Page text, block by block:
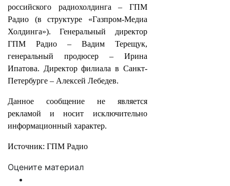
российского радиохолдинга – ГПМ
Радио (в структуре «Газпром-Медиа
Холдинга»). Генеральный директор
ГПМ Радио – Вадим Терещук,
генеральный продюсер – Ирина
Ипатова. Директор филиала в Санкт-
Петербурге – Алексей Лебедев.
Данное сообщение не является
рекламой и носит исключительно
информационный характер.
Источник: ГПМ Радио
Оцените материал